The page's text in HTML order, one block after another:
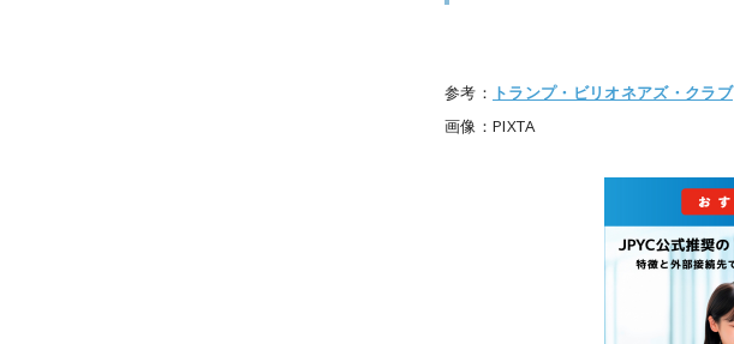
参考： トランプ・ビリオネアズ・クラブ
画像：PIXTA